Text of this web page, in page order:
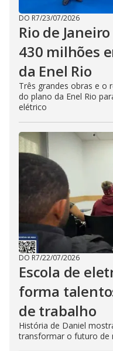
DO R7/23/07/2026
Rio de
430 milhões
da Enel Rio
Três grandes obras e o
do plano da Enel Rio
elétrico
DO R7/22/07/2026
Escola de
forma
de trabalho
História de Daniel
transformar o futuro de